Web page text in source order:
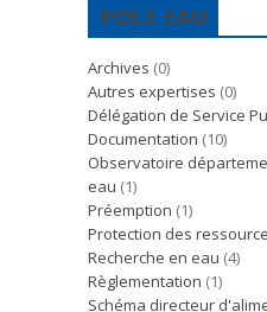
POLE EAU
Archives (0)
Autres expertises (0)
Délégation de Service
Documentation (10)
Observatoire
eau (1)
Préemption (1)
Protection des
Recherche en eau (4)
Règlementation (1)
Schéma directeur